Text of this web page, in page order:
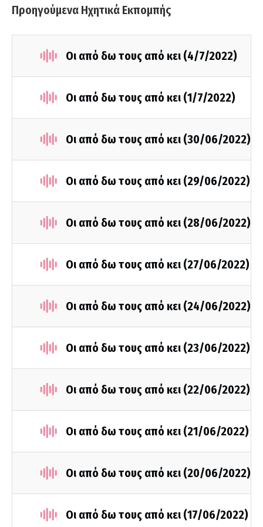
Προηγούμενα Ηχητικά Εκπομπής
Οι από δω τους από κει (4/7/2022)
Οι από δω τους από κει (1/7/2022)
Οι από δω τους από κει (30/06/2022)
Οι από δω τους από κει (29/06/2022)
Οι από δω τους από κει (28/06/2022)
Οι από δω τους από κει (27/06/2022)
Οι από δω τους από κει (24/06/2022)
Οι από δω τους από κει (23/06/2022)
Οι από δω τους από κει (22/06/2022)
Οι από δω τους από κει (21/06/2022)
Οι από δω τους από κει (20/06/2022)
Οι από δω τους από κει (17/06/2022)